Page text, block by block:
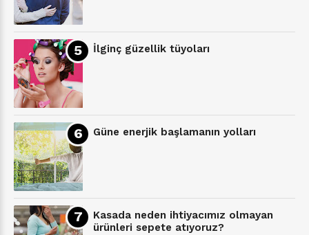
İlginç güzellik tüyoları
Güne enerjik başlamanın yolları
Kasada neden ihtiyacımız olmayan
ürünleri sepete atıyoruz?